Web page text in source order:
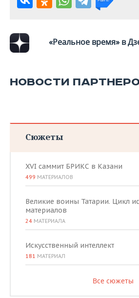
«Реальное время» в
НОВОСТИ
Сюжеты
XVI саммит БРИКС в Казани
499 МАТЕРИАЛОВ
Великие воины Татарии. Цикл
материалов
24 МАТЕРИАЛА
Искусственный интеллект
181 МАТЕРИАЛ
Все сюжеты